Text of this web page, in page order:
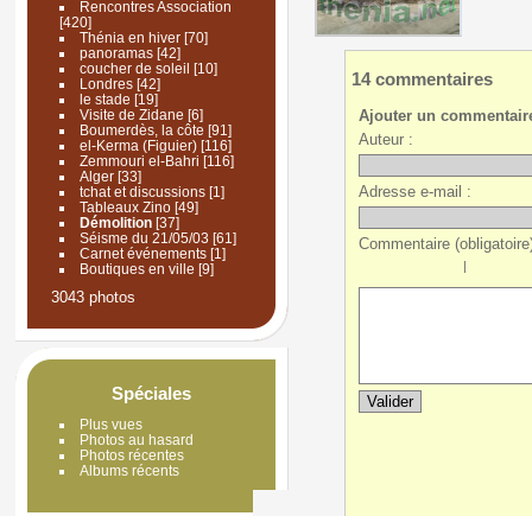
Rencontres Association
[420]
Thénia en hiver[70]
panoramas[42]
coucher de soleil [10]
Londres[42]
le stade [19]
Visite de Zidane [6]
Boumerdès, la côte [91]
el-Kerma (Figuier)[116]
Zemmouri el-Bahri [116]
Alger[33]
tchat et discussions[1]
Tableaux Zino[49]
Démolition[37]
Séisme du 21/05/03 [61]
Carnet événements[1]
Boutiques en ville [9]
3043 photos
Spéciales
Plus vues
Photos au hasard
Photos récentes
Albums récents
14 commentaires
Ajouter un
Auteur :
Adresse e-mail :
Commentaire
|